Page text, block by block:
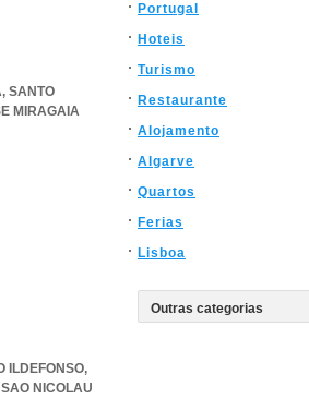
SANTO
MIRAGAIA
ILDEFONSO,
NICOLAU
Portugal
Hoteis
Turismo
Restaurante
Alojamento
Algarve
Quartos
Ferias
Lisboa